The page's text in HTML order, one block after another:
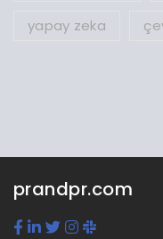
yapay zeka
prandpr.com